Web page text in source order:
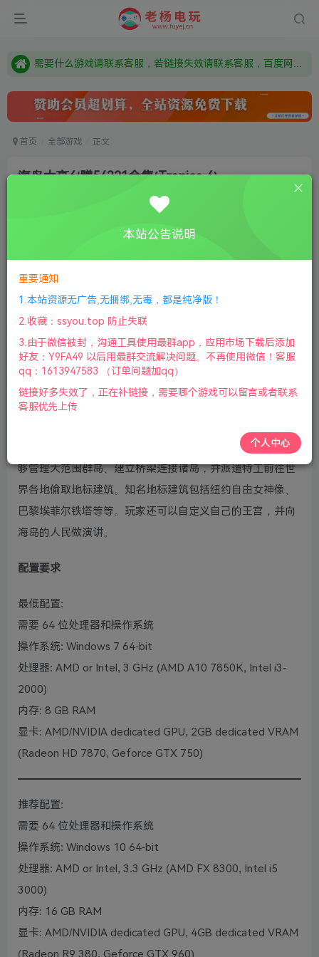
本站资源来自网络搜集，如有侵权，请联系删除：fuyej@qq.com 附上证书和内容链接
需要什么游戏请联系客服，若链接失效请联系客服，百度网盘边上的激活码也是解压密码
首页 全部游戏 正文
海岛大亨6/赠54321合集(Tropico 6)
①下载安装教程 ②下载安装视频教程 ③ 游戏运行
版本介绍：v22.1199|容量33GB|官方简体中文|赠多项修改
器|赠历代海岛大亨54321合集|2024年09月09号更新
《海岛大亨6(Tropico 6)》是由Haemimont Games制作，
预告提到卡斯特罗去世，英国脱离欧盟，西班牙银行危机，
后又通过手机告诉玩家是时候回到游戏中了。游戏中玩家能
够管理大范围群岛、建立桥梁连接诸岛，并派遣特工前往世
界各地偷取地标建筑。知名地标建筑包括纽约自由女神像、
巴黎埃菲尔铁塔等等。玩家还可以自定义自己的王宫，并向
海岛的人民做演讲。
配置要求
最低配置:
需要 64 位处理器和操作系统
操作系统: Windows 7 64-bit
处理器: AMD or Intel, 3 GHz (AMD A10 7850K, Intel i3-
2000)
内存: 8 GB RAM
显卡: AMD/NVIDIA dedicated GPU, 2GB dedicated VRAM
(Radeon HD 7870, Geforce GTX 750)
推荐配置:
需要 64 位处理器和操作系统
操作系统: Windows 10 64-bit
处理器: AMD or Intel, 3.3 GHz (AMD FX 8300, Intel i5
3000)
内存: 16 GB RAM
显卡: AMD/NVIDIA dedicated GPU, 4GB dedicated VRAM
(Radeon R9 380, Geforce GTX 960)
本站公告说明
重要通知
1.本站资源无广告,无捆绑,无毒，都是纯净版！
2.收藏：ssyou.top 防止失联
3.由于微信被封，沟通工具使用最群app，应用市场下载后添加
好友：Y9FA49 以后用最群交流解决问题。不再使用微信！客服
qq：1613947583 （订单问题加qq）
链接好多失效了，正在补链接，需要哪个游戏可以留言或者联系
客服优先上传
个人中心